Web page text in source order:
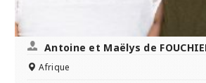
Antoine et Maëlys de
Afrique